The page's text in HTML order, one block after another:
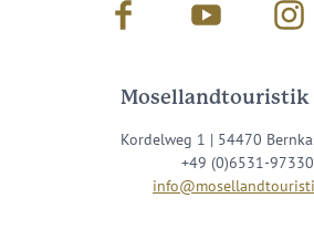
Facebook Youtube
Mosellandtouristik
Kordelweg 1 | 54470
+49 (0)6531-97330